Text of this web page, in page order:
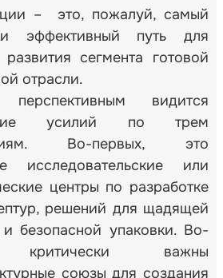
– это, пожалуй, самый
эффективный путь для
сегмента готовой
отрасли.
перспективным видится
усилий по трем
Во-первых, это
исследовательские или
центры по разработке
решений для щадящей
и безопасной упаковки. Во-
критически важны
союзы для создания